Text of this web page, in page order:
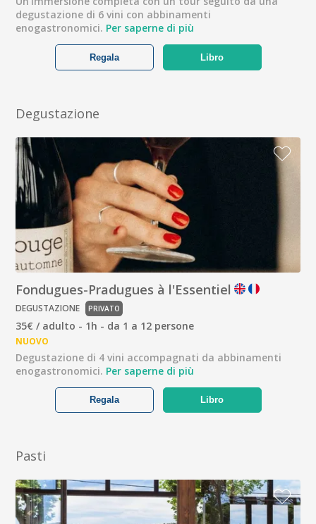
degustazione di 6 vini con abbinamenti
enogastronomici. Per saperne di più
Libro
Regala
Degustazione
Fondugues-Pradugues à l'Essentiel
DEGUSTAZIONE PRIVATO
35€ / adulto - 1h - da 1 a 12 persone
NUOVO
Degustazione di 4 vini accompagnati da abbinamenti
enogastronomici. Per saperne di più
Libro
Regala
Pasti